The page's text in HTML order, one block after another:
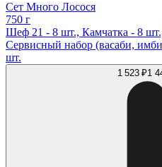
Сет Много Лосося
750 г
Шеф 21 - 8 шт., Камчатка - 8
Сервисный набор (васаби,
шт.
1 523 ₽1